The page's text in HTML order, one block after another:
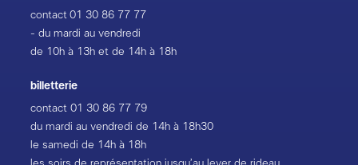
contact01 30 86 77 77
- du mardi au vendredi
de 10h à 13h et de 14h à 18h
billetterie
contact01 30 86 77 79
du mardi au vendredi de 14h à 18h30
le samedi de 14h à 18h